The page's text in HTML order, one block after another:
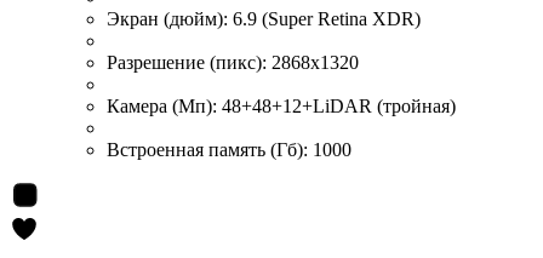
Экран (дюйм): 6.9 (Super Retina XDR)
Разрешение (пикс): 2868x1320
Камера (Мп): 48+48+12+LiDAR (тройная)
Встроенная память (Гб): 1000